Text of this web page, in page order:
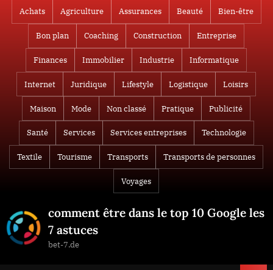
Achats Agriculture Assurances Beauté Bien-être
Bon plan Coaching Construction Entreprise
Finances Immobilier Industrie Informatique
Internet Juridique Lifestyle Logistique Loisirs
Maison Mode Non classé Pratique Publicité
Santé Services Services entreprises Technologie
Textile Tourisme Transports Transports de personnes
Voyages
comment être dans le top 10 Google les
7 astuces
bet-7.de